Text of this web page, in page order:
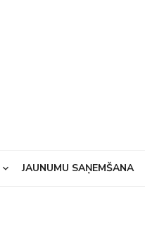
JAUNUMU SAŅEMŠANA